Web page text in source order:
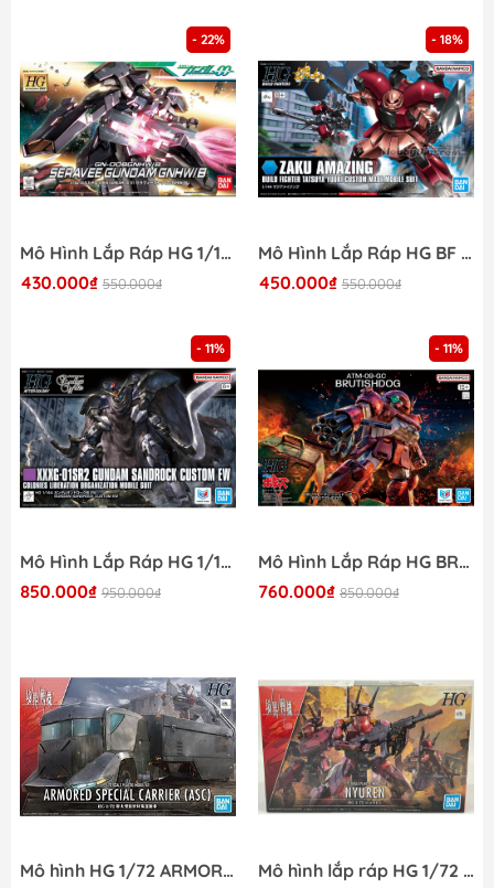
- 22%
Mô Hình Lắp Ráp HG 1/144 SERAVEE GUNDAM GNHW/B Bandai 4573102587831
430.000₫ 550.000₫
- 18%
Mô Hình Lắp Ráp HG BF 1/144 ZAKU AMAZING Bandai 4573102554314
450.000₫ 550.000₫
- 11%
Mô Hình Lắp Ráp HG 1/144 GUNDAM SANDROCK EW Bandai 4573102725424
850.000₫ 950.000₫
- 11%
Mô Hình Lắp Ráp HG BRUTISHDOG Bandai 4573102725431
760.000₫ 850.000₫
Mô hình HG 1/72 ARMORED SPECIAL CARRIER (ASC) Bandai
Mô hình lắp ráp HG 1/72 NYUREN Bandai